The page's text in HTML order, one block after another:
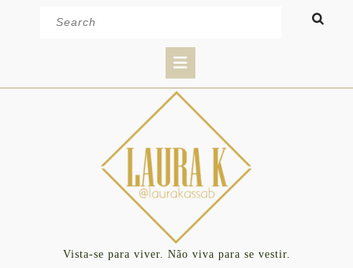
Button
Vista-se para viver. Não viva para se vestir.